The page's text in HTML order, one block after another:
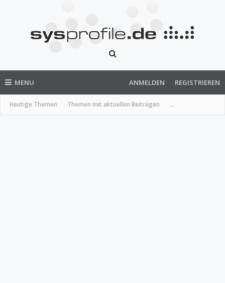
MENU
Heutige Themen Themen mit aktuellen Beiträgen ...
ANMELDEN REGISTRIEREN